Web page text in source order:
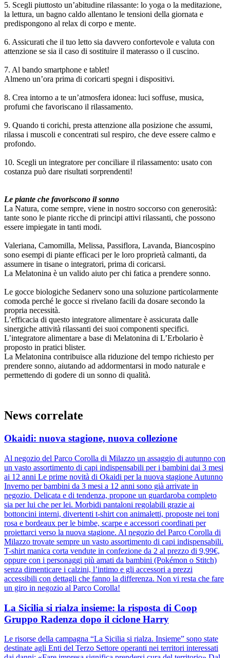
5. Scegli piuttosto un’abitudine rilassante: lo yoga o la meditazione,
la lettura, un bagno caldo allentano le tensioni della giornata e
predispongono al relax di corpo e mente.
6. Assicurati che il tuo letto sia davvero confortevole e valuta con
attenzione se sia il caso di sostituire il materasso o il cuscino.
7. Al bando smartphone e tablet!
Almeno un’ora prima di coricarti spegni i dispositivi.
8. Crea intorno a te un’atmosfera idonea: luci soffuse, musica,
profumi che favoriscano il rilassamento.
9. Quando ti corichi, presta attenzione alla posizione che assumi,
rilassa i muscoli e concentrati sul respiro, che deve essere calmo e
profondo.
10. Scegli un integratore per conciliare il rilassamento: usato con
costanza può dare risultati sorprendenti!
Le piante che favoriscono il sonno
La Natura, come sempre, viene in nostro soccorso con generosità:
tante sono le piante ricche di principi attivi rilassanti, che possono
essere impiegate in tanti modi.
Valeriana, Camomilla, Melissa, Passiflora, Lavanda, Biancospino
sono esempi di piante efficaci per le loro proprietà calmanti, da
assumere in tisane o integratori, prima di coricarsi.
La Melatonina è un valido aiuto per chi fatica a prendere sonno.
Le gocce biologiche Sedanerv sono una soluzione particolarmente
comoda perché le gocce si rivelano facili da dosare secondo la
propria necessità.
L’efficacia di questo integratore alimentare è assicurata dalle
sinergiche attività rilassanti dei suoi componenti specifici.
L’integratore alimentare a base di Melatonina di L’Erbolario è
proposto in pratici blister.
La Melatonina contribuisce alla riduzione del tempo richiesto per
prendere sonno, aiutando ad addormentarsi in modo naturale e
permettendo di godere di un sonno di qualità.
News correlate
Okaidi: nuova stagione, nuova collezione
Al negozio del Parco Corolla di Milazzo un assaggio di autunno con
un vasto assortimento di capi indispensabili per i bambini dai 3 mesi
ai 12 anni Le prime novità di Okaidi per la nuova stagione Autunno
Inverno per bambini da 3 mesi a 12 anni sono già arrivate in
negozio. Delicata e di tendenza, propone un guardaroba completo
sia per lui che per lei. Morbidi pantaloni regolabili grazie ai
bottoncini interni, divertenti t-shirt con animaletti, proposte nei toni
rosa e bordeaux per le bimbe, scarpe e accessori coordinati per
proiettarci verso la nuova stagione. Al negozio del Parco Corolla di
Milazzo trovate sempre un vasto assortimento di capi indispensabili.
T-shirt manica corta vendute in confezione da 2 al prezzo di 9,99€,
oppure con i personaggi più amati da bambini (Pokémon o Stitch)
senza dimenticare i calzini, l’intimo e gli accessori a prezzi
accessibili con dettagli che fanno la differenza. Non vi resta che fare
un giro in negozio al Parco Corolla!
La Sicilia si rialza insieme: la risposta di Coop
Gruppo Radenza dopo il ciclone Harry
Le risorse della campagna “La Sicilia si rialza. Insieme” sono state
destinate agli Enti del Terzo Settore operanti nei territori interessati